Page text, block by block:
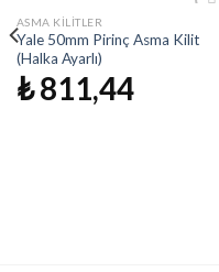
Listeme
ASMA KILITLER
Yale 50mm Pirinç Asma Kilit
(Halka Ayarlı)
₺811,44